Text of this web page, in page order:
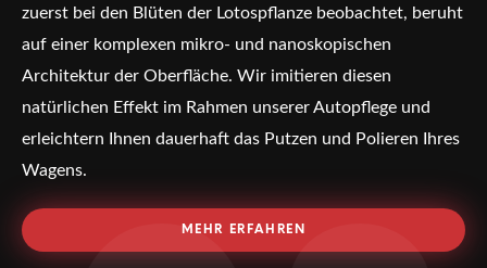
zuerst bei den Blüten der Lotospflanze beobachtet, beruht
auf einer komplexen mikro- und nanoskopischen
Architektur der Oberfläche. Wir imitieren diesen
natürlichen Effekt im Rahmen unserer Autopflege und
erleichtern Ihnen dauerhaft das Putzen und Polieren Ihres
Wagens.
MEHR ERFAHREN